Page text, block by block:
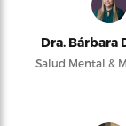
Dra. Bárbara
Salud Mental &